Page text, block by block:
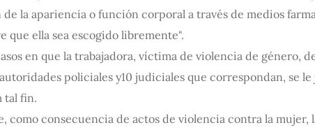
la apariencia o función corporal a través de medios
que ella sea escogido libremente".
en que la trabajadora, víctima de violencia de género,
policiales y10 judiciales que correspondan, se
tal fin.
como consecuencia de actos de violencia contra la mujer,